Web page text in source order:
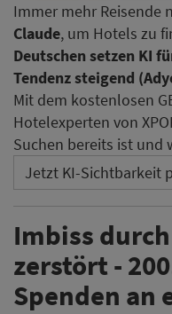
Immer mehr Reisende
Claude, um Hotels zu
Deutschen setzen KI
Tendenz steigend
Mit dem kostenlosen
Hotelexperten von
Suchen bereits ist und
Jetzt KI-Sichtbarkeit
Imbiss
zerstört -
Spenden an